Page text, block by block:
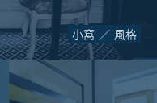
小窩 風格